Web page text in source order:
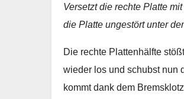
Versetzt die rechte Platte
die Platte ungestört unter
Die rechte Plattenhälfte
wieder los und schubst nun
kommt dank dem